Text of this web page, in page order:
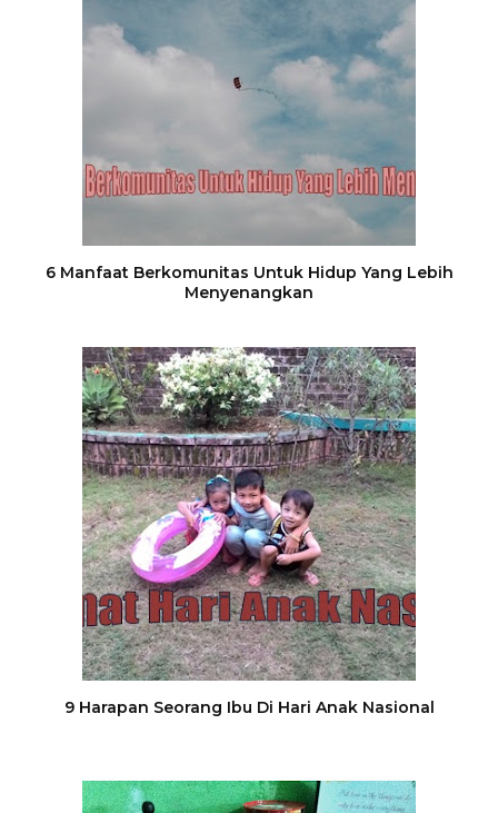
6 Manfaat Berkomunitas Untuk Hidup Yang Lebih
Menyenangkan
9 Harapan Seorang Ibu Di Hari Anak Nasional